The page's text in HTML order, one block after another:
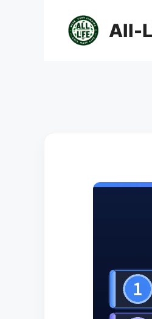
All-